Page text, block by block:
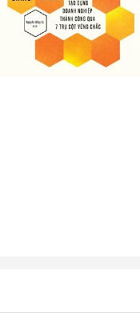
Trẻ
Đạo Đức - Kỹ
Xem thêm